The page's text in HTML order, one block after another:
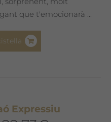
que t'emocionarà ...
Expressiu